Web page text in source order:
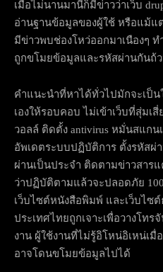
เมื่อไม่นานมานี้ก็มีข่าวว่าเว็บ
อ่านฐานข้อมูลของผู้ใช้ หรือแม้แต่
มีข่าวพบช่องโหว่ออกมาเนืองๆ ท
ถูกขโมยข้อมูลและรหัสผ่านกันถ้
คำแนะนำที่หาได้ทั่วไปมักจะเป็น
เองให้รอบคอบ ไม่เข้าเว็บที่สุ่มเ
วอลล์ ติดตั้ง antivirus หมั่นสแกน
อัพเดตระบบปฏิบัติการ ตั้งรหัสผ่
ผ่านเป็นประจำ ติดตามข่าวสาร
ว่าปฏิบัติตามแล้วจะปลอดภัย
เว็บไซต์หนังสือพิมพ์ และเว็บไซ
ประเทศไทยถูกเจาะเพื่อวางโท
งาน ผู้ใช้งานที่ไม่รู้อิโหน่อิเหน่เมื่
อาจโดนขโมยข้อมูลไปได้